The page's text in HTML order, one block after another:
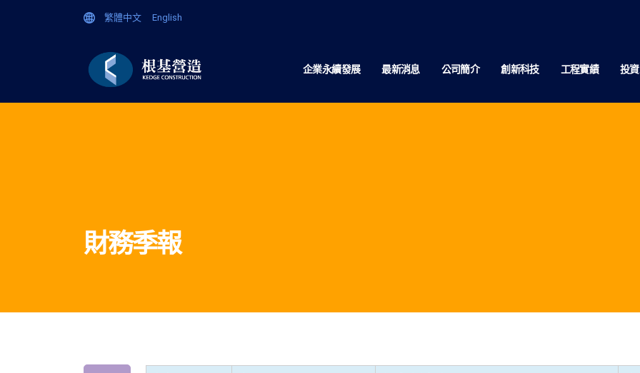
繁體中文 English
企業永續發展 最新消息 公司簡介 創新科技 工程實績 投
財務季報